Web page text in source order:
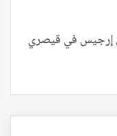
إرجيس في قيصري